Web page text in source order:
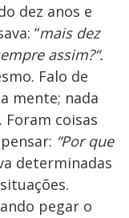
dez anos e
“mais dez
assim?“.
Falo de
mente; nada
coisas
“Por que
determinadas
pegar o